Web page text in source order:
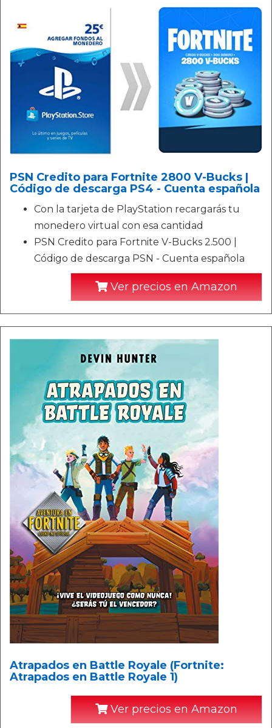
PSN Credito para Fortnite 2800 V-Bucks |
Código de descarga PS4 - Cuenta española
Con la tarjeta de PlayStation recargarás tu
monedero virtual con esa cantidad
PSN Credito para Fortnite V-Bucks 2.500 |
Código de descarga PSN - Cuenta española
Ver precios en Amazon
Atrapados en Battle Royale (Fortnite:
Atrapados en Battle Royale 1)
Ver precios en Amazon